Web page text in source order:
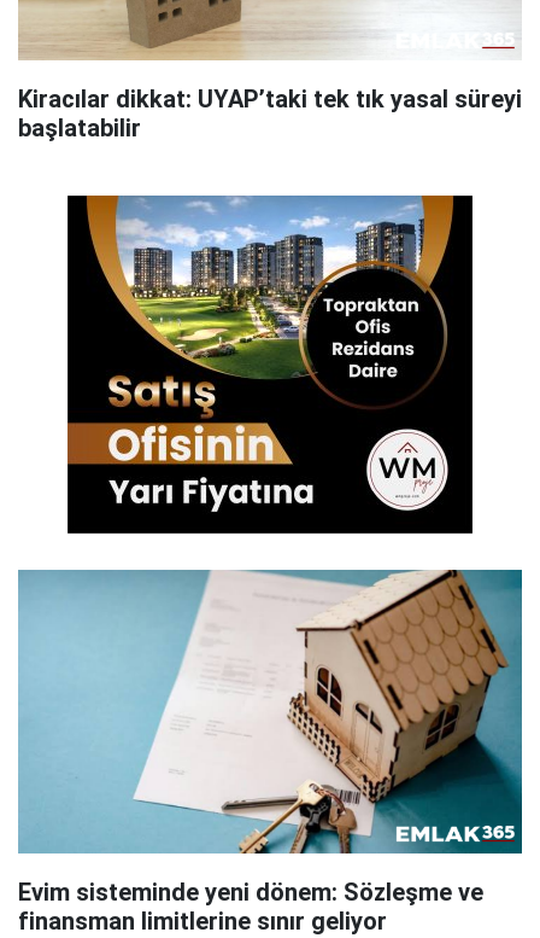
Kiracılar dikkat: UYAP’taki tek tık yasal süreyi
başlatabilir
Evim sisteminde yeni dönem: Sözleşme ve
finansman limitlerine sınır geliyor